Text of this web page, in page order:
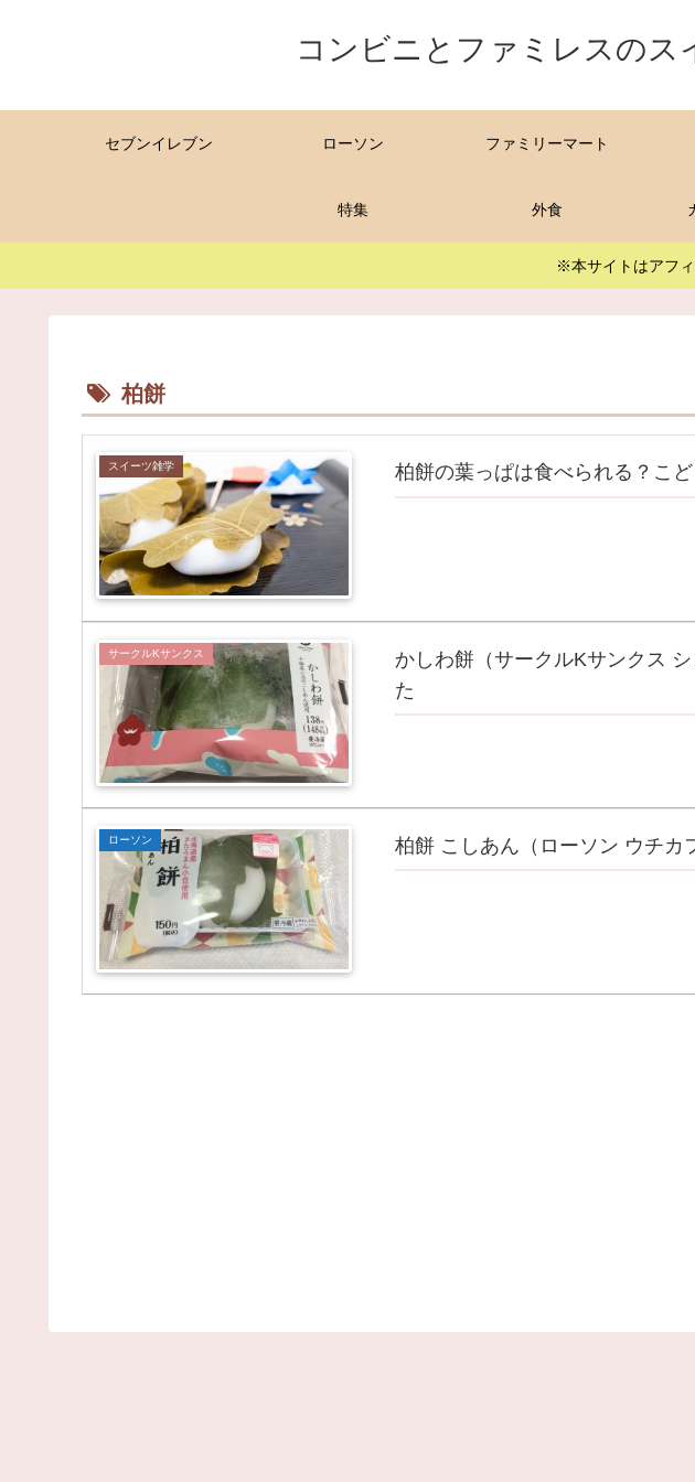
コンビニとファミレスの
セブンイレブン ローソン ファミリーマート
特集 外食
※本サイトはアフィ
柏餅
スイーツ雑学 柏餅の葉っぱは食べられる？こ
サークルKサンクス
かしわ餅（サークルKサンクス
た
ローソン 柏餅 こしあん（ローソン ウチカ